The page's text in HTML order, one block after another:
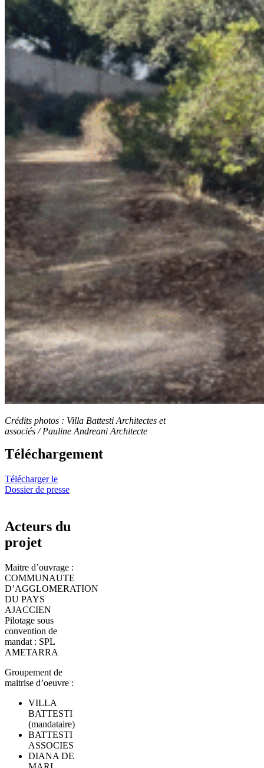
Crédits photos : Villa Battesti Architectes et
associés /Pauline Andreani Architecte
Téléchargement
Télécharger le
Dossier de presse
Acteurs du
projet
Maitre d’ouvrage :
COMMUNAUTE
D’AGGLOMERATION
DU PAYS
AJACCIEN
Pilotage sous
convention de
mandat : SPL
AMETARRA
Groupement de
maitrise d’oeuvre :
VILLA
BATTESTI
(mandataire)
BATTESTI
ASSOCIES
DIANA DE